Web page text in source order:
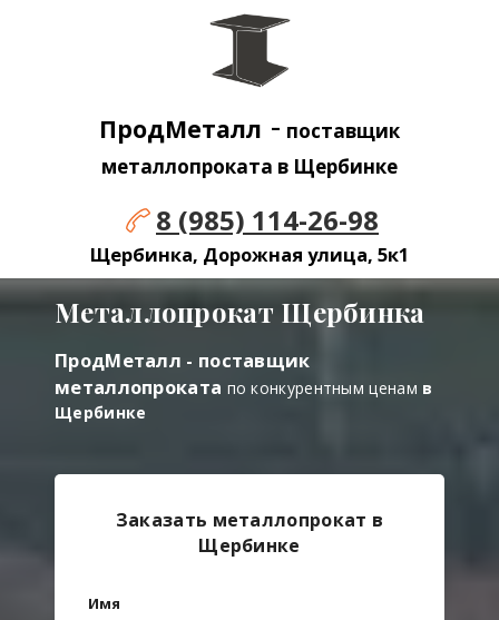
ПродМеталл - поставщик
металлопроката в Щербинке
8 (985) 114-26-98
Щербинка, Дорожная улица, 5к1
Металлопрокат Щербинка
ПродМеталл - поставщик
металлопроката по конкурентным ценам в
Щербинке
Заказать металлопрокат в
Щербинке
Имя